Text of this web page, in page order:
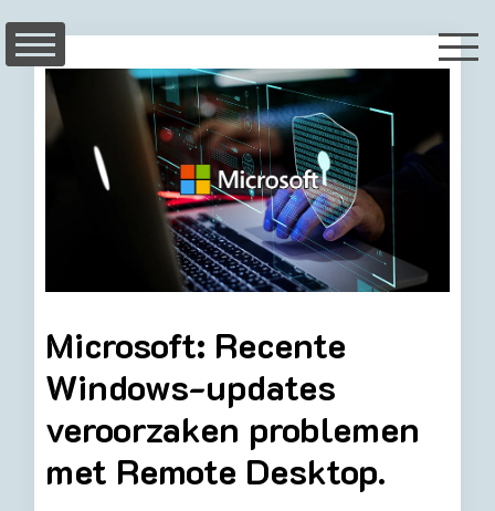
content
Microsoft: Recente
Windows-updates
veroorzaken problemen
met Remote Desktop.